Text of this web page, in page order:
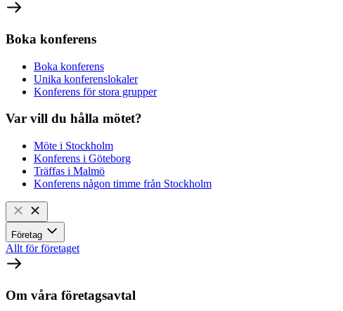
Boka konferens
Boka konferens
Unika konferenslokaler
Konferens för stora grupper
Var vill du hålla mötet?
Möte i Stockholm
Konferens i Göteborg
Träffas i Malmö
Konferens någon timme från Stockholm
Företag
Allt för företaget
Om våra företagsavtal